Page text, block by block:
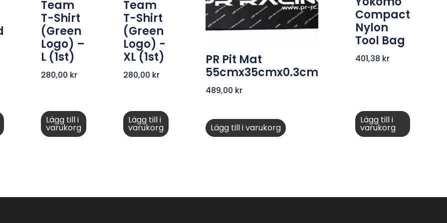
Team
T-Shirt
(Green
Logo) –
L (1st)
280,00 kr
Lägg till i
varukorg
Team
T-Shirt
(Green
Logo) -
XL (1st)
280,00 kr
Lägg till i
varukorg
PR Pit Mat
55cmx35cmx0.3cm
489,00 kr
Lägg till i varukorg
Compact
Nylon
Tool Bag
401,38 kr
Lägg till i
varukorg